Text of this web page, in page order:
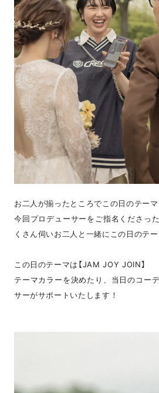
お二人が揃ったところでこの日のテーマ
今回プロデューサーをご指名くださっ
くさん伺いお二人と一緒にこの日のテー
この日のテーマは【JAM JOY JOIN】
テーマカラーを決めたり、当日のコー
サーがサポートいたします！